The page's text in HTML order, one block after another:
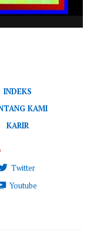
INDEKS
KAMI
KARIR
Twitter
Youtube